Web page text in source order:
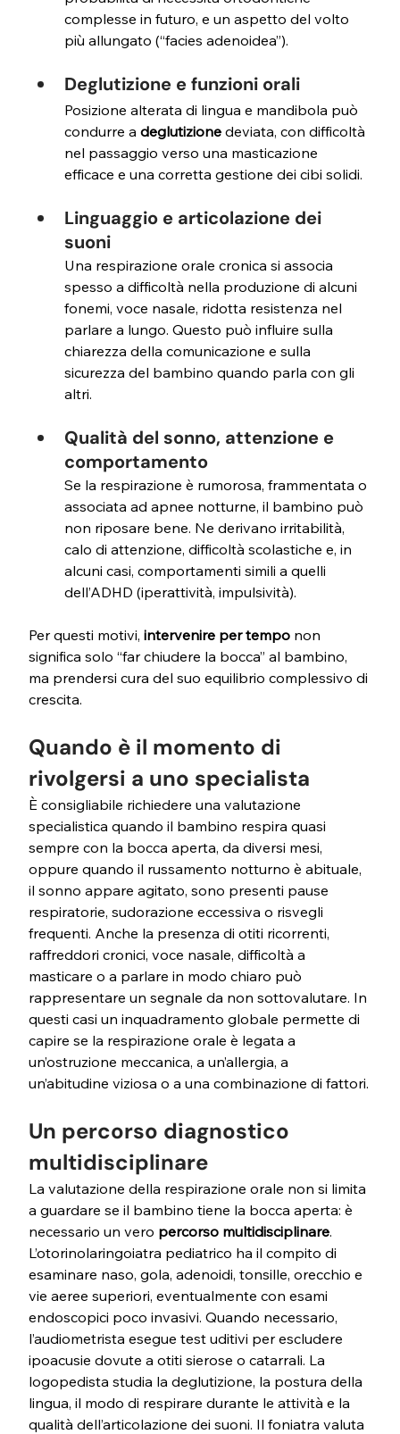
complesse in futuro, e un aspetto del volto
più allungato (“facies adenoidea”).
Deglutizione e funzioni orali
Posizione alterata di lingua e mandibola può
condurre a deglutizione deviata, con difficoltà
nel passaggio verso una masticazione
efficace e una corretta gestione dei cibi solidi.
Linguaggio e articolazione dei
suoni
Una respirazione orale cronica si associa
spesso a difficoltà nella produzione di alcuni
fonemi, voce nasale, ridotta resistenza nel
parlare a lungo. Questo può influire sulla
chiarezza della comunicazione e sulla
sicurezza del bambino quando parla con gli
altri.
Qualità del sonno, attenzione e
comportamento
Se la respirazione è rumorosa, frammentata o
associata ad apnee notturne, il bambino può
non riposare bene. Ne derivano irritabilità,
calo di attenzione, difficoltà scolastiche e, in
alcuni casi, comportamenti simili a quelli
dell’ADHD (iperattività, impulsività).
Per questi motivi, intervenire per tempo non
significa solo “far chiudere la bocca” al bambino,
ma prendersi cura del suo equilibrio complessivo di
crescita.
Quando è il momento di
rivolgersi a uno specialista
È consigliabile richiedere una valutazione
specialistica quando il bambino respira quasi
sempre con la bocca aperta, da diversi mesi,
oppure quando il russamento notturno è abituale,
il sonno appare agitato, sono presenti pause
respiratorie, sudorazione eccessiva o risvegli
frequenti. Anche la presenza di otiti ricorrenti,
raffreddori cronici, voce nasale, difficoltà a
masticare o a parlare in modo chiaro può
rappresentare un segnale da non sottovalutare. In
questi casi un inquadramento globale permette di
capire se la respirazione orale è legata a
un’ostruzione meccanica, a un’allergia, a
un’abitudine viziosa o a una combinazione di fattori.
Un percorso diagnostico
multidisciplinare
La valutazione della respirazione orale non si limita
a guardare se il bambino tiene la bocca aperta: è
necessario un vero percorso multidisciplinare.
L’otorinolaringoiatra pediatrico ha il compito di
esaminare naso, gola, adenoidi, tonsille, orecchio e
vie aeree superiori, eventualmente con esami
endoscopici poco invasivi. Quando necessario,
l’audiometrista esegue test uditivi per escludere
ipoacusie dovute a otiti sierose o catarrali. La
logopedista studia la deglutizione, la postura della
lingua, il modo di respirare durante le attività e la
qualità dell’articolazione dei suoni. Il foniatra valuta